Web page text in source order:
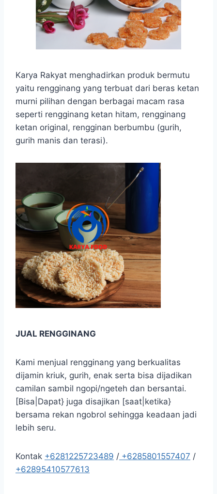
Karya Rakyat menghadirkan produk bermutu
yaitu rengginang yang terbuat dari beras ketan
murni pilihan dengan berbagai macam rasa
seperti rengginang ketan hitam, rengginang
ketan original, rengginan berbumbu (gurih,
gurih manis dan terasi).
JUAL RENGGINANG
Kami menjual rengginang yang berkualitas
dijamin kriuk, gurih, enak serta bisa dijadikan
camilan sambil ngopi/ngeteh dan bersantai.
[Bisa|Dapat} juga disajikan [saat|ketika}
bersama rekan ngobrol sehingga keadaan jadi
lebih seru.
Kontak +6281225723489 / +6285801557407 /
+62895410577613